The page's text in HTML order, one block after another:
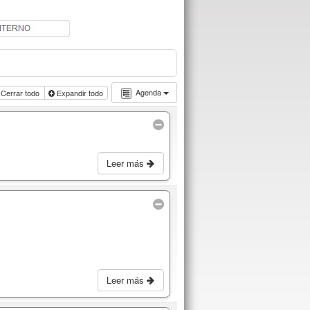
Agenda
todo Expandir todo
Leer más
Leer más